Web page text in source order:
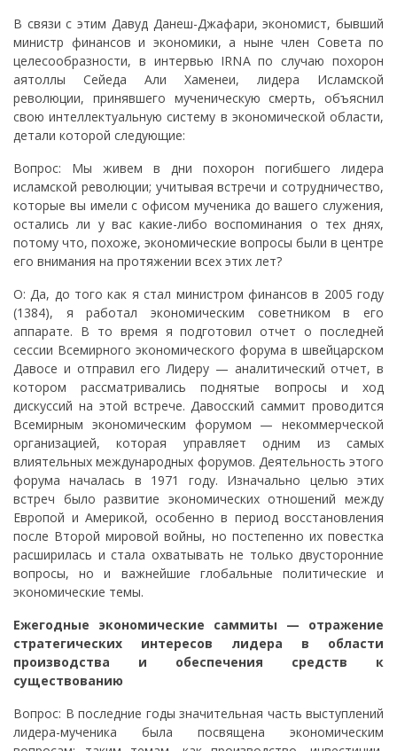
В связи с этим Давуд Данеш-Джафари, экономист, бывший
министр финансов и экономики, а ныне член Совета по
целесообразности, в интервью IRNA по случаю похорон
аятоллы Сейеда Али Хаменеи, лидера Исламской
революции, принявшего мученическую смерть, объяснил
свою интеллектуальную систему в экономической области,
детали которой следующие:
Вопрос: Мы живем в дни похорон погибшего лидера
исламской революции; учитывая встречи и сотрудничество,
которые вы имели с офисом мученика до вашего служения,
остались ли у вас какие-либо воспоминания о тех днях,
потому что, похоже, экономические вопросы были в центре
его внимания на протяжении всех этих лет?
О: Да, до того как я стал министром финансов в 2005 году
(1384), я работал экономическим советником в его
аппарате. В то время я подготовил отчет о последней
сессии Всемирного экономического форума в швейцарском
Давосе и отправил его Лидеру — аналитический отчет, в
котором рассматривались поднятые вопросы и ход
дискуссий на этой встрече. Давосский саммит проводится
Всемирным экономическим форумом — некоммерческой
организацией, которая управляет одним из самых
влиятельных международных форумов. Деятельность этого
форума началась в 1971 году. Изначально целью этих
встреч было развитие экономических отношений между
Европой и Америкой, особенно в период восстановления
после Второй мировой войны, но постепенно их повестка
расширилась и стала охватывать не только двусторонние
вопросы, но и важнейшие глобальные политические и
экономические темы.
Ежегодные экономические саммиты — отражение
стратегических интересов лидера в области
производства и обеспечения средств к
существованию
Вопрос: В последние годы значительная часть выступлений
лидера-мученика была посвящена экономическим